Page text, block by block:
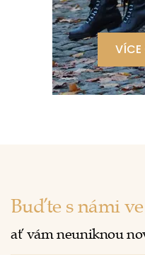
VÍCE
Buďte s námi
ať vám neuniknou